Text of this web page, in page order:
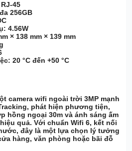
45
256GB
: 4.56W
× 138 mm × 139 mm
: 20 °C đến +50 °C
camera wifi ngoài trời 3MP mạnh
phát hiện phương tiện,
hồng ngoại 30m vàánh sáng ấm
quả. Vớichuẩn Wifi 6, kết nối
, đây là một lựa chọn lý tưởng
hàng, văn phòng hoặc bãi đỗ